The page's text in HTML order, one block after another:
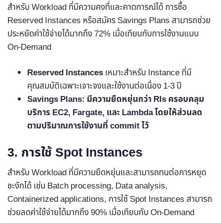
สำหรับ Workload ที่มีความคงที่และคาดการณ์ได้ การซื้อ
Reserved Instances หรือสมัคร Savings Plans สามารถช่วย
ประหยัดค่าใช้จ่ายได้มากถึง 72% เมื่อเทียบกับการใช้งานแบบ
On-Demand
Reserved Instancesเหมาะสำหรับ Instance ที่มี
คุณสมบัติเฉพาะเจาะจงและใช้งานต่อเนื่อง 1-3 ปี
Savings Plans: มีความยืดหยุ่นกว่า RIs ครอบคลุม
บริการ EC2, Fargate, และ Lambda โดยให้ส่วนลด
ตามปริมาณการใช้งานที่ commit ไว้
3. การใช้ Spot Instances
สำหรับ Workload ที่มีความยืดหยุ่นและสามารถทนต่อการหยุด
ชะงักได้ เช่น Batch processing, Data analysis,
Containerized applications, การใช้ Spot Instances สามารถ
ช่วยลดค่าใช้จ่ายได้มากถึง 90% เมื่อเทียบกับ On-Demand